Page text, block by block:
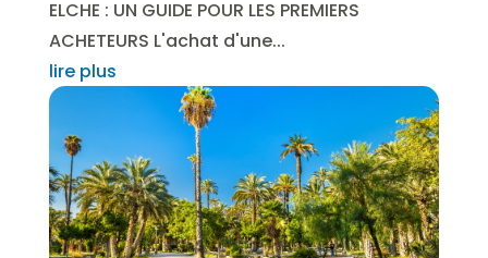
ELCHE : UN GUIDE POUR LES PREMIERS
ACHETEURS L'achat d'une...
lire plus